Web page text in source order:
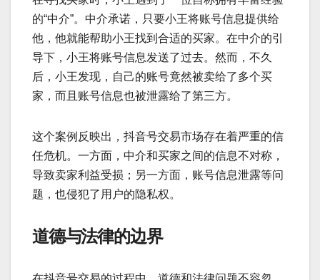
的“中介”。中介承诺，只要小王将账号信息提供给
他，他就能帮助小王找到合适的买家。在中介的引
导下，小王将账号信息发送了过去。然而，不久
后，小王发现，自己的账号竟然被卖给了多个买
家，而且账号信息也被泄露给了第三方。
这个案例反映出，抖音号交易市场存在着严重的信
任危机。一方面，中介和买家之间的信息不对称，
导致卖家利益受损；另一方面，账号信息泄露等问
题，也侵犯了用户的隐私权。
道德与法律的边界